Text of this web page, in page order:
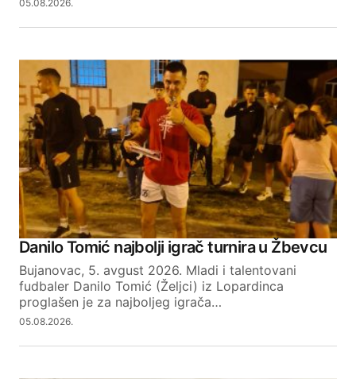
05.08.2026.
Danilo Tomić najbolji igrač turnira u Žbevcu
Bujanovac, 5. avgust 2026. Mladi i talentovani
fudbaler Danilo Tomić (Željci) iz Lopardinca
proglašen je za najboljeg igrača…
05.08.2026.